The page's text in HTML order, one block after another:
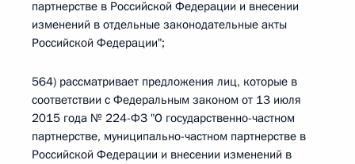
партнерстве в Российской Федерации и внесении
изменений в отдельные законодательные акты
Российской Федерации";
564) рассматривает предложения лиц, которые в
соответствии с Федеральным законом от 13 июля
2015 года № 224-ФЗ "О государственно-частном
партнерстве, муниципально-частном партнерстве в
Российской Федерации и внесении изменений в